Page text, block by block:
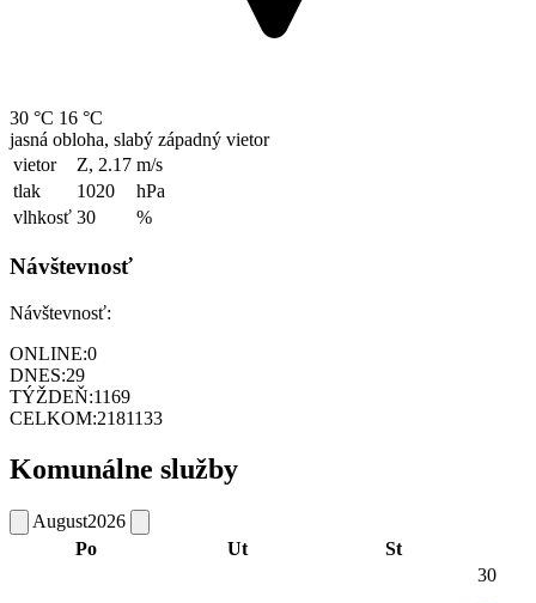
30 °C 16 °C
jasná obloha, slabý západný vietor
vietor
Z, 2.17 m/s
tlak
1020
hPa
vlhkosť 30 %
Návštevnosť
Návštevnosť:
ONLINE:0
DNES:29
TÝŽDEŇ:1169
CELKOM:2181133
Komunálne služby
August2026
Po
Ut St
30